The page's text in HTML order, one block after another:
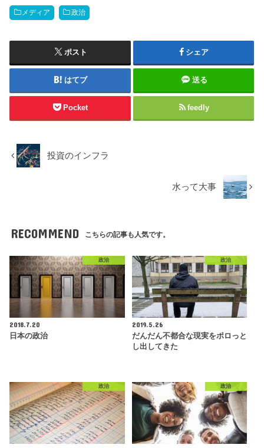
メディア 政治
ポスト シェア
はてブ 送る
Pocket feedly
投資のインフラ
水って大事
RECOMMEND こちらの記事も人気です。
政治
2018.7.20
日本の政治
政治
2019.5.26
だんだん不都合な現実をポロっと
し出してきた
政治 政治